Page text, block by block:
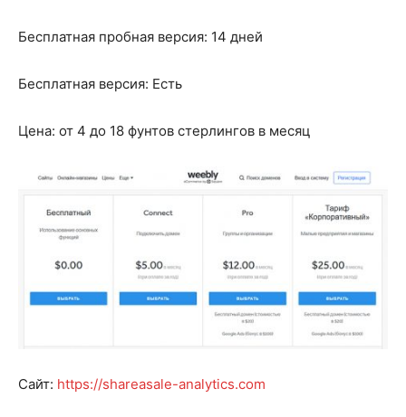
Бесплатная пробная версия: 14 дней
Бесплатная версия: Есть
Цена: от 4 до 18 фунтов стерлингов в месяц
Сайт: https://shareasale-analytics.com